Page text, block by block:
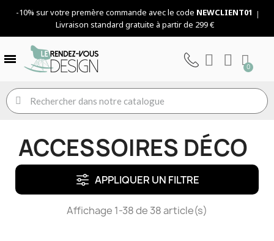
-10% sur votre premère commande avec le code NEWCLIENT01
Livraison standard gratuite à partir de 299 €
ACCESSOIRES DÉCO
APPLIQUER UN FILTRE
Affichage 1-38 de 38 article(s)